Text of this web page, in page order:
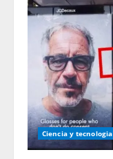
Ciencia y tecnologia